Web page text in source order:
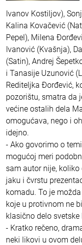
Ivanov Kostiljov),
Kalina Kovačević
Pepel), Milena
Ivanović (Kvašnja),
(Satin), Andrej
i Tanasije Uzunović
Rediteljka Đorđević,
pozorištu, smatra da
većine ostalih dela
omogućava, nego i
idejno.
- Ako govorimo o
mogućoj meri
sam autor nije,
jaku i čvrstu
komadu. To je
koje u protivnom ne
klasično delo
- Kratko rečeno,
neki likovi u ovom